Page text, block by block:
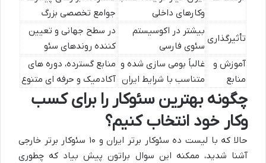
وکارهای داخلی
جوامع تخصصی بزرگ
تأثیرگذاری
بیشتر در اکوسیستم
سئوی فارسی
در سطح جهانی و تعیین
کننده روندهای سئو
آموزش و
منابع
غالباً بومی سازی شده و
متناسب با شرایط ایران
منابع گسترده، دوره های
آکادمیک و حرفه ای متنوع
چگونه بهترین سئوکار را برای کسب
وکار خود انتخاب کنیم؟
حالا که با لیست ده سئوکار برتر ایران و ۱۰ سئوکار برتر خارجی
آشنا شدید، ممکنه این سوال براتون پیش بیاد که چطوری